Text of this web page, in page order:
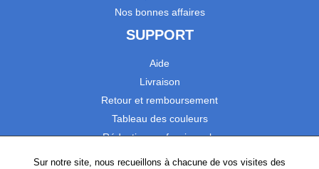
Nos bonnes affaires
SUPPORT
Aide
Livraison
Retour et remboursement
Tableau des couleurs
Réduction professionnels
Sur notre site, nous recueillons à chacune de vos visites des